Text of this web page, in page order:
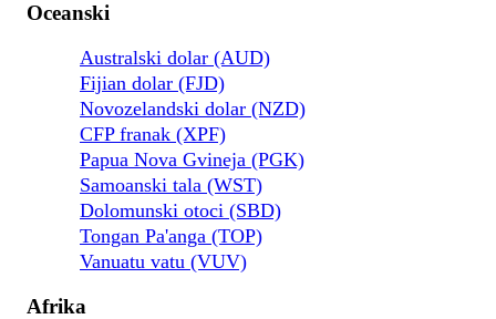
Oceanski
Australski dolar (AUD)
Fijian dolar (FJD)
Novozelandski dolar (NZD)
CFP franak (XPF)
Papua Nova Gvineja (PGK)
Samoanski tala (WST)
Dolomunski otoci (SBD)
Tongan Pa'anga (TOP)
Vanuatu vatu (VUV)
Afrika